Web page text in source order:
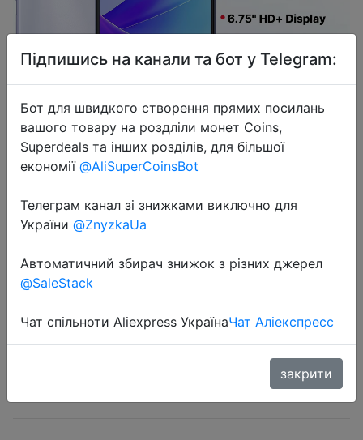
2024-03-14
【World Premiere】Blackview
MODERN 8 128GB/256GB 6.75 inch
HD+ Display 50MP+8MP Camera
Charging
Підпишись на канали та бот у Telegram:
Бот для швидкого створення прямих посилань
вашого товару на роздліли монет Coins,
Superdeals та інших розділів, для більшої
економії @AliSuperCoinsBot
Телеграм канал зі знижками виключно для
України @ZnyzkaUa
Автоматичний збирач знижок з різних джерел
@SaleStack
Чат спільноти Aliexpress УкраїнаЧат Аліекспресс
закрити